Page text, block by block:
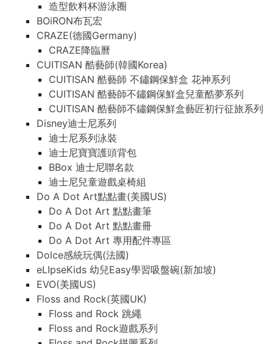
造型飲料杯游泳圈
BOiRON布瓦宏
CRAZE(德國Germany)
CRAZE降臨曆
CUITISAN 酷藝師(韓國Korea)
CUITISAN 酷藝師 不鏽鋼保鮮盒 花神系列
CUITISAN 酷藝師不鏽鋼保鮮盒兒童酷夢系列
CUITISAN 酷藝師不鏽鋼保鮮盒藝匠初行征旅系列
Disney迪士尼系列
迪士尼系列泳裝
迪士尼寶寶護頭背包
BBox 迪士尼聯名款
迪士尼兒童遊戲桌椅組
Do A Dot Art點點畫(美國US)
Do A Dot Art 點點畫筆
Do A Dot Art 點點畫冊
Do A Dot Art 專用配件專區
Dolce感統玩偶(法國)
eLIpseKids 幼兒Easy學習吸盤碗(新加坡)
EVO(美國US)
Floss and Rock(英國UK)
Floss and Rock 跳繩
Floss and Rock遊戲系列